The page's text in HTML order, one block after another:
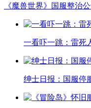
《魔兽世界》国服整治
一看吓一跳：雷死
绅士日报：国服停